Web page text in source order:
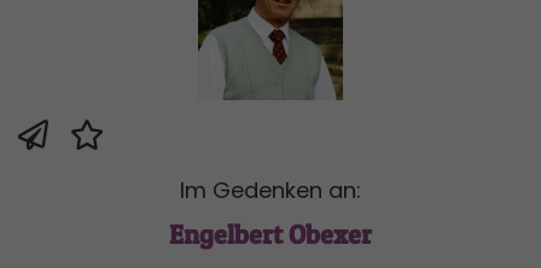
Im Gedenken an:
Engelbert Obexer